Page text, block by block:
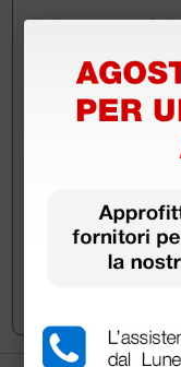
Hai ancora
Invia ora la tua
acquistato